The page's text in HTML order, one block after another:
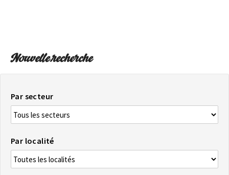
Nouvelle recherche
Par secteur
Par localité